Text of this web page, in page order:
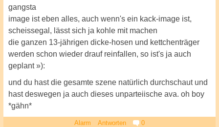
gangsta
image ist eben alles, auch wenn's ein kack-image ist,
scheissegal, lässt sich ja kohle mit machen
die ganzen 13-jährigen dicke-hosen und kettchenträger
werden schon wieder drauf reinfallen, so ist's ja auch
geplant »):
und du hast die gesamte szene natürlich durchschaut und
hast deswegen ja auch dieses unparteiische ava. oh boy
*gähn*
Alarm Antworten 0